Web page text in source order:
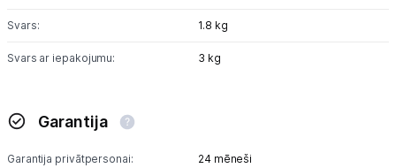
Svars: 1.8 kg
Svars ar iepakojumu: 3 kg
Garantija
Garantija privātpersonai: 24 mēneši